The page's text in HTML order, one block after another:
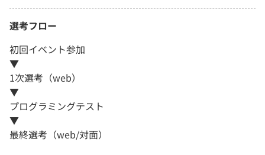
選考フロー
初回イベント参加
▼
1次選考（web）
▼
プログラミングテスト
▼
最終選考（web/対面）